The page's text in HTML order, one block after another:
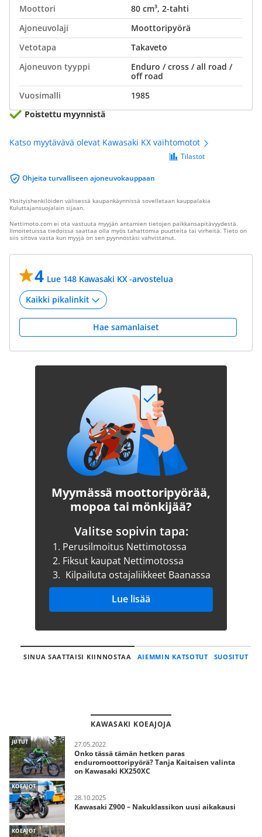
Moottori
80 cm³, 2-tahti
Ajoneuvolaji
Moottoripyörä
Vetotapa
Takaveto
Ajoneuvon tyyppi
Enduro / cross / all road /
off road
Vuosimalli
1985
Poistettu myynnistä
Katso myytävävä olevat Kawasaki KX vaihtomotot
Ohjeita turvalliseen ajoneuvokauppaan
Tilastot
Yksityishenkilöiden välisessä kaupankäynnissä sovelletaan kauppalakia
Kuluttajansuojalain sijaan.
Nettimoto.com ei ota vastuuta myyjän antamien tietojen paikkansapitävyydestä.
Ilmoitetuissa tiedoissa saattaa olla myös tahattomia puutteita tai virheitä. Tieto on
siis sitova vasta kun myyjä on sen pyynnöstäsi vahvistanut.
4 Lue 148 Kawasaki KX -arvostelua
Hae samanlaiset
Myymässä moottoripyörää,
mopoa tai mönkijää?
Valitse sopivin tapa:
1. Perusilmoitus Nettimotossa
2. Fiksut kaupat Nettimotossa
3. Kilpailuta ostajaliikkeet Baanassa
Lue lisää
SINUA SAATTAISI KIINNOSTAA AIEMMIN KATSOTUT SUOSITUT
KAWASAKI KOEAJOJA
JUTUT 27.05.2022
Onko tässä tämän hetken paras
enduromoottoripyörä? Tanja Kaitaisen valinta
on Kawasaki KX250XC
KOEAJOT
28.10.2025
Kawasaki Z900 – Nakuklassikon uusi aikakausi
KOEAJOT